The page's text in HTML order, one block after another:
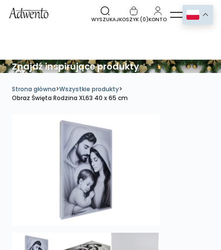
WYSZUKAJKOSZYK (0)KONTO
Znajdź inspirujące produkty
Strona główna>Wszystkie produkty>
Obraz Święta Rodzina XL63 40 x 65 cm